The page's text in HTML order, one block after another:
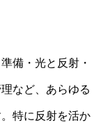
備・光と反射・
など、あらゆる
特に反射を活か